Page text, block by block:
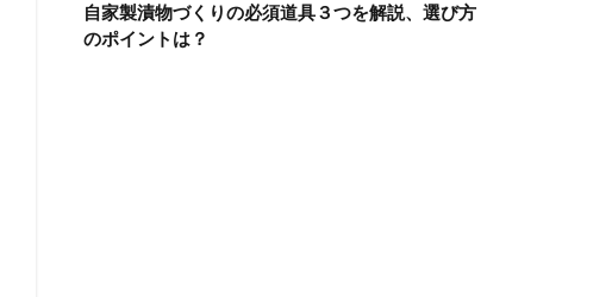
自家製漬物づくりの必須道具３つを解説、選び方
のポイントは？